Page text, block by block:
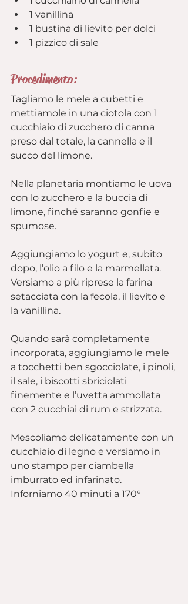
1 vanillina
1 bustina di lievito per dolci
1 pizzico di sale
Procedimento:
Tagliamo le mele a cubetti e
mettiamole in una ciotola con 1
cucchiaio di zucchero di canna
preso dal totale, la cannella e il
succo del limone.
Nella planetaria montiamo le uova
con lo zucchero e la buccia di
limone, finché saranno gonfie e
spumose.
Aggiungiamo lo yogurt e, subito
dopo, l’olio a filo e la marmellata.
Versiamo a più riprese la farina
setacciata con la fecola, il lievito e
la vanillina.
Quando sarà completamente
incorporata, aggiungiamo le mele
a tocchetti ben sgocciolate, i pinoli,
il sale, i biscotti sbriciolati
finemente e l’uvetta ammollata
con 2 cucchiai di rum e strizzata.
Mescoliamo delicatamente con un
cucchiaio di legno e versiamo in
uno stampo per ciambella
imburrato ed infarinato.
Inforniamo 40 minuti a 170°